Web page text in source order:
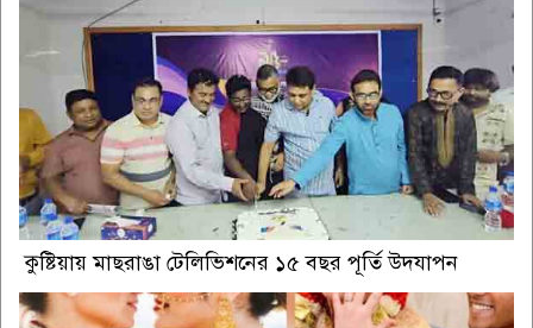
কুষ্টিয়ায় মাছরাঙা টেলিভিশনের ১৫ বছর পূর্তি উদযাপন